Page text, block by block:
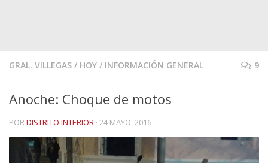
GRAL. VILLEGAS / HOY / INFORMACIÓN GENERAL 9
Anoche: Choque de motos
PORDISTRITO INTERIOR · 24 MAYO, 2016